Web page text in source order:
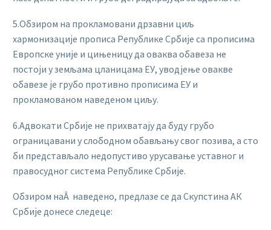
5.Обзиром на прокламовани дрзавни циљ
хармонизације прописа Републике Србије са прописима
Европске уније и цињеницу да оваква обавеза не
постоји у земљама цланицама ЕУ, уводјење овакве
обавезе је грубо противно прописима ЕУ и
прокламованом наведеном циљу.
6.Адвокати Србије не прихватају да буду грубо
ограницавани у слободном обављању свог позива, а сто
би представљало недопустиво урусавање уставног и
правосудног система Републике Србије.
Обзиром наÂ наведено, предлазе се да Скупстина АК
Србије донесе следеце: